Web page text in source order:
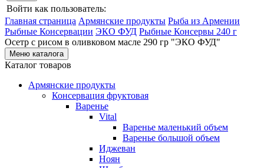
Войти как пользователь:
Главная страница Армянские продукты Рыба из Армении
Рыбные Консервации ЭКО ФУД Рыбные Консервы 240 г
Осетр с рисом в оливковом масле 290 гр "ЭКО ФУД"
Меню каталога
Каталог товаров
Армянские продукты
Консервация фруктовая
Варенье
Vital
Варенье маленький объем
Варенье большой объем
Иджеван
Ноян